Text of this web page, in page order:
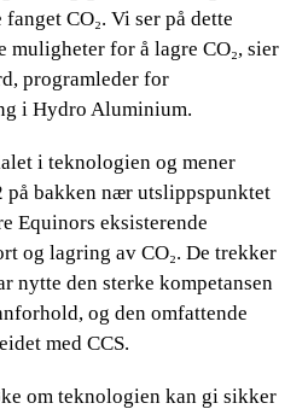
CO₂. Vi ser på dette
muligheter for å lagre CO₂, sier
programleder for
i Hydro Aluminium.
i teknologien og mener
på bakken nær utslippspunktet
Equinors eksisterende
og lagring av CO₂. De trekker
nytte den sterke kompetansen
og den omfattende
med CCS.
om teknologien kan gi sikker